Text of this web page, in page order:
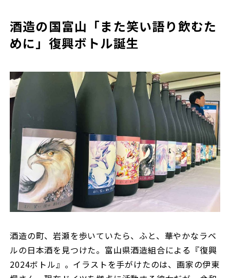
酒造の国富山「また笑い語り飲むた
めに」復興ボトル誕生
酒造の町、岩瀬を歩いていたら、ふと、華やかなラベ
ルの日本酒を見つけた。富山県酒造組合による『復興
2024ボトル』。イラストを手がけたのは、画家の伊東